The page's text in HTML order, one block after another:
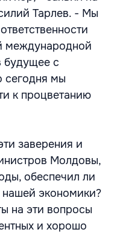
Тарлев. - Мы
международной
будущее с
сегодня мы
к процветанию
заверения и
Молдовы,
обеспечил ли
нашей экономики?
на эти вопросы
и хорошо